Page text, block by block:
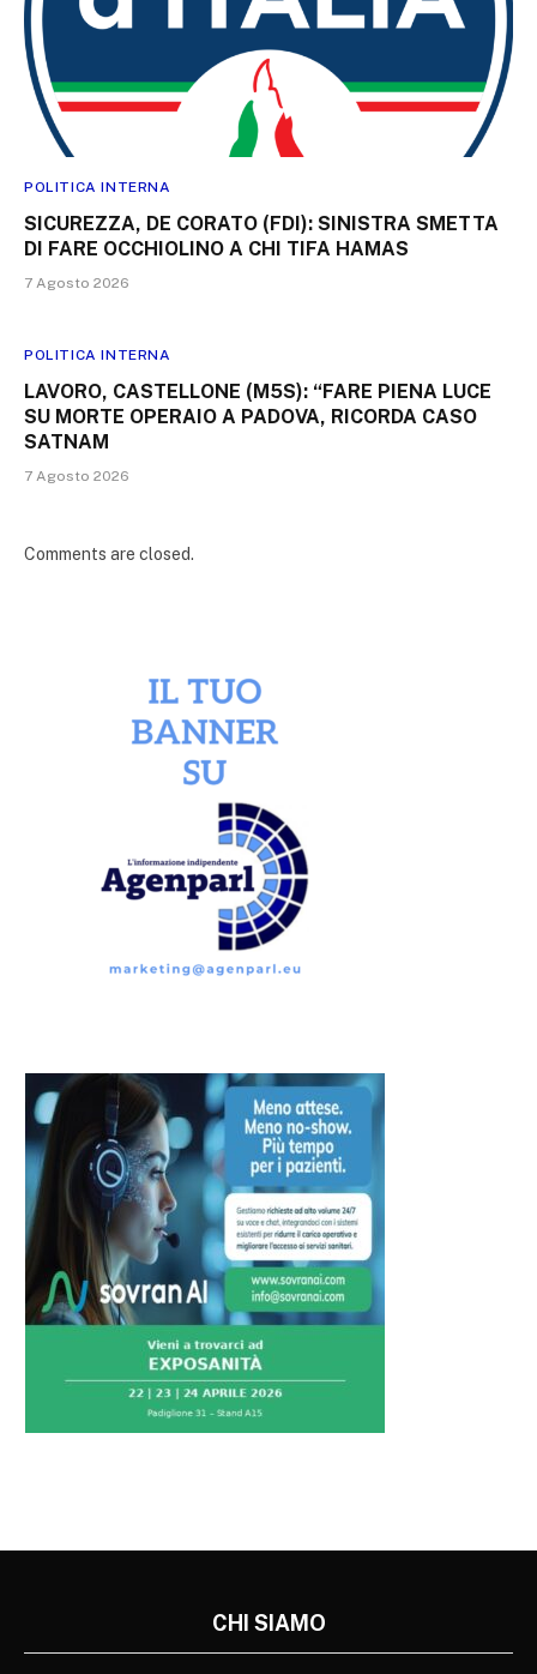
POLITICA INTERNA
SICUREZZA, DE CORATO (FDI): SINISTRA SMETTA
DI FARE OCCHIOLINO A CHI TIFA HAMAS
7 Agosto 2026
POLITICA INTERNA
LAVORO, CASTELLONE (M5S): “FARE PIENA LUCE
SU MORTE OPERAIO A PADOVA, RICORDA CASO
SATNAM
7 Agosto 2026
Comments are closed.
CHI SIAMO